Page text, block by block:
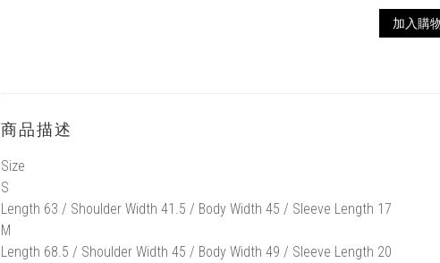
加入購
商品描述
Size
S
Length 63 / Shoulder Width 41.5 / Body Width 45 / Sleeve Length 17
M
Length 68.5 / Shoulder Width 45 / Body Width 49 / Sleeve Length 20